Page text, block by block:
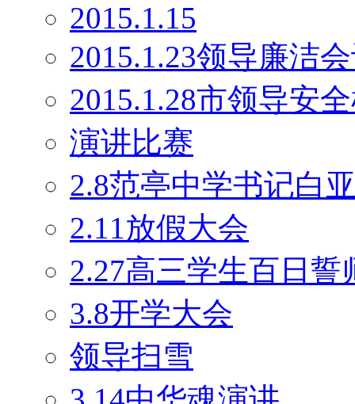
2015.1.15
2015.1.23领导廉洁
2015.1.28市领导安
演讲比赛
2.8范亭中学书记白
2.11放假大会
2.27高三学生百日誓
3.8开学大会
领导扫雪